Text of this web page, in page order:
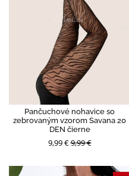
Pančuchové nohavice so
zebrovaným vzorom Savana 20
DEN čierne
9,99 €9,99 €